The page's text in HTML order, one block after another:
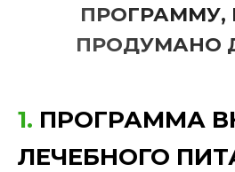
ПРОГРАММУ,
ПРОДУМАНО
1. ПРОГРАММА
ЛЕЧЕБНОГО